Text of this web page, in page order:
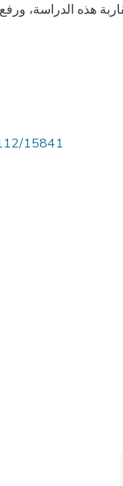
هذه الدراسة،
15841